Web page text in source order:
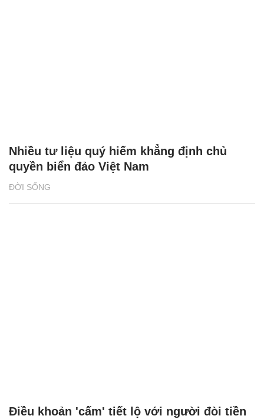
ĐỜI SỐNG
Nhiều tư liệu quý hiếm khẳng định chủ
quyền biển đảo Việt Nam
Điều khoản 'cấm' tiết lộ với người đòi tiền